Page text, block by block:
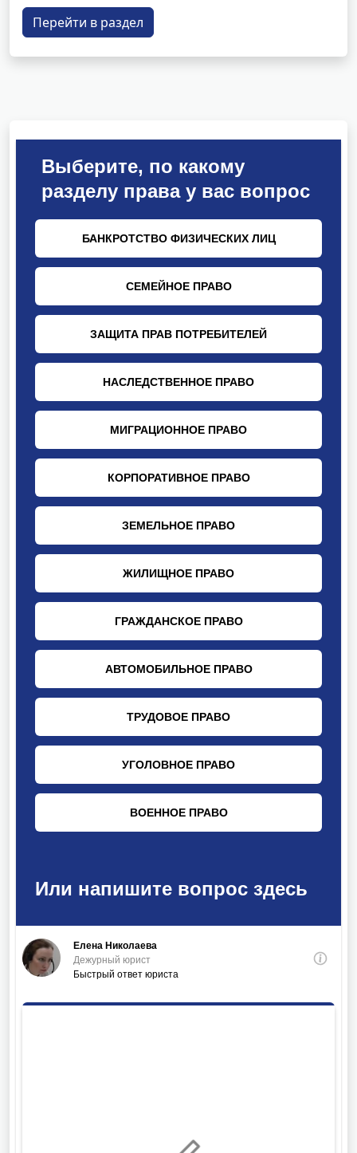
Перейти в раздел